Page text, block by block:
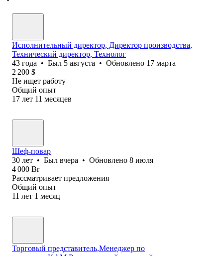
Исполнительный директор, Директор производства,
Технический директор, Технолог
43 года • Был 5 августа • Обновлено 17 марта
2 200 $
Не ищет работу
Общий опыт
17 лет 11 месяцев
Шеф-повар
30 лет • Был вчера • Обновлено 8 июля
4 000 Br
Рассматривает предложения
Общий опыт
11 лет 1 месяц
Торговый представитель,Менеджер по